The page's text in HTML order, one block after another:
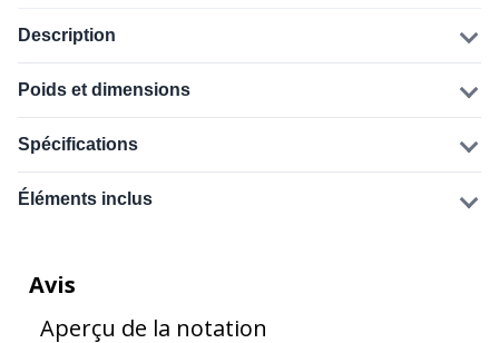
Description
Poids et dimensions
Spécifications
Éléments inclus